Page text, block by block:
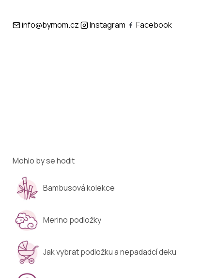
info@bymom.cz Instagram Facebook
Mohlo by se hodit
Bambusová kolekce
Merino podložky
Jak vybrat podložku a nepadadcí deku